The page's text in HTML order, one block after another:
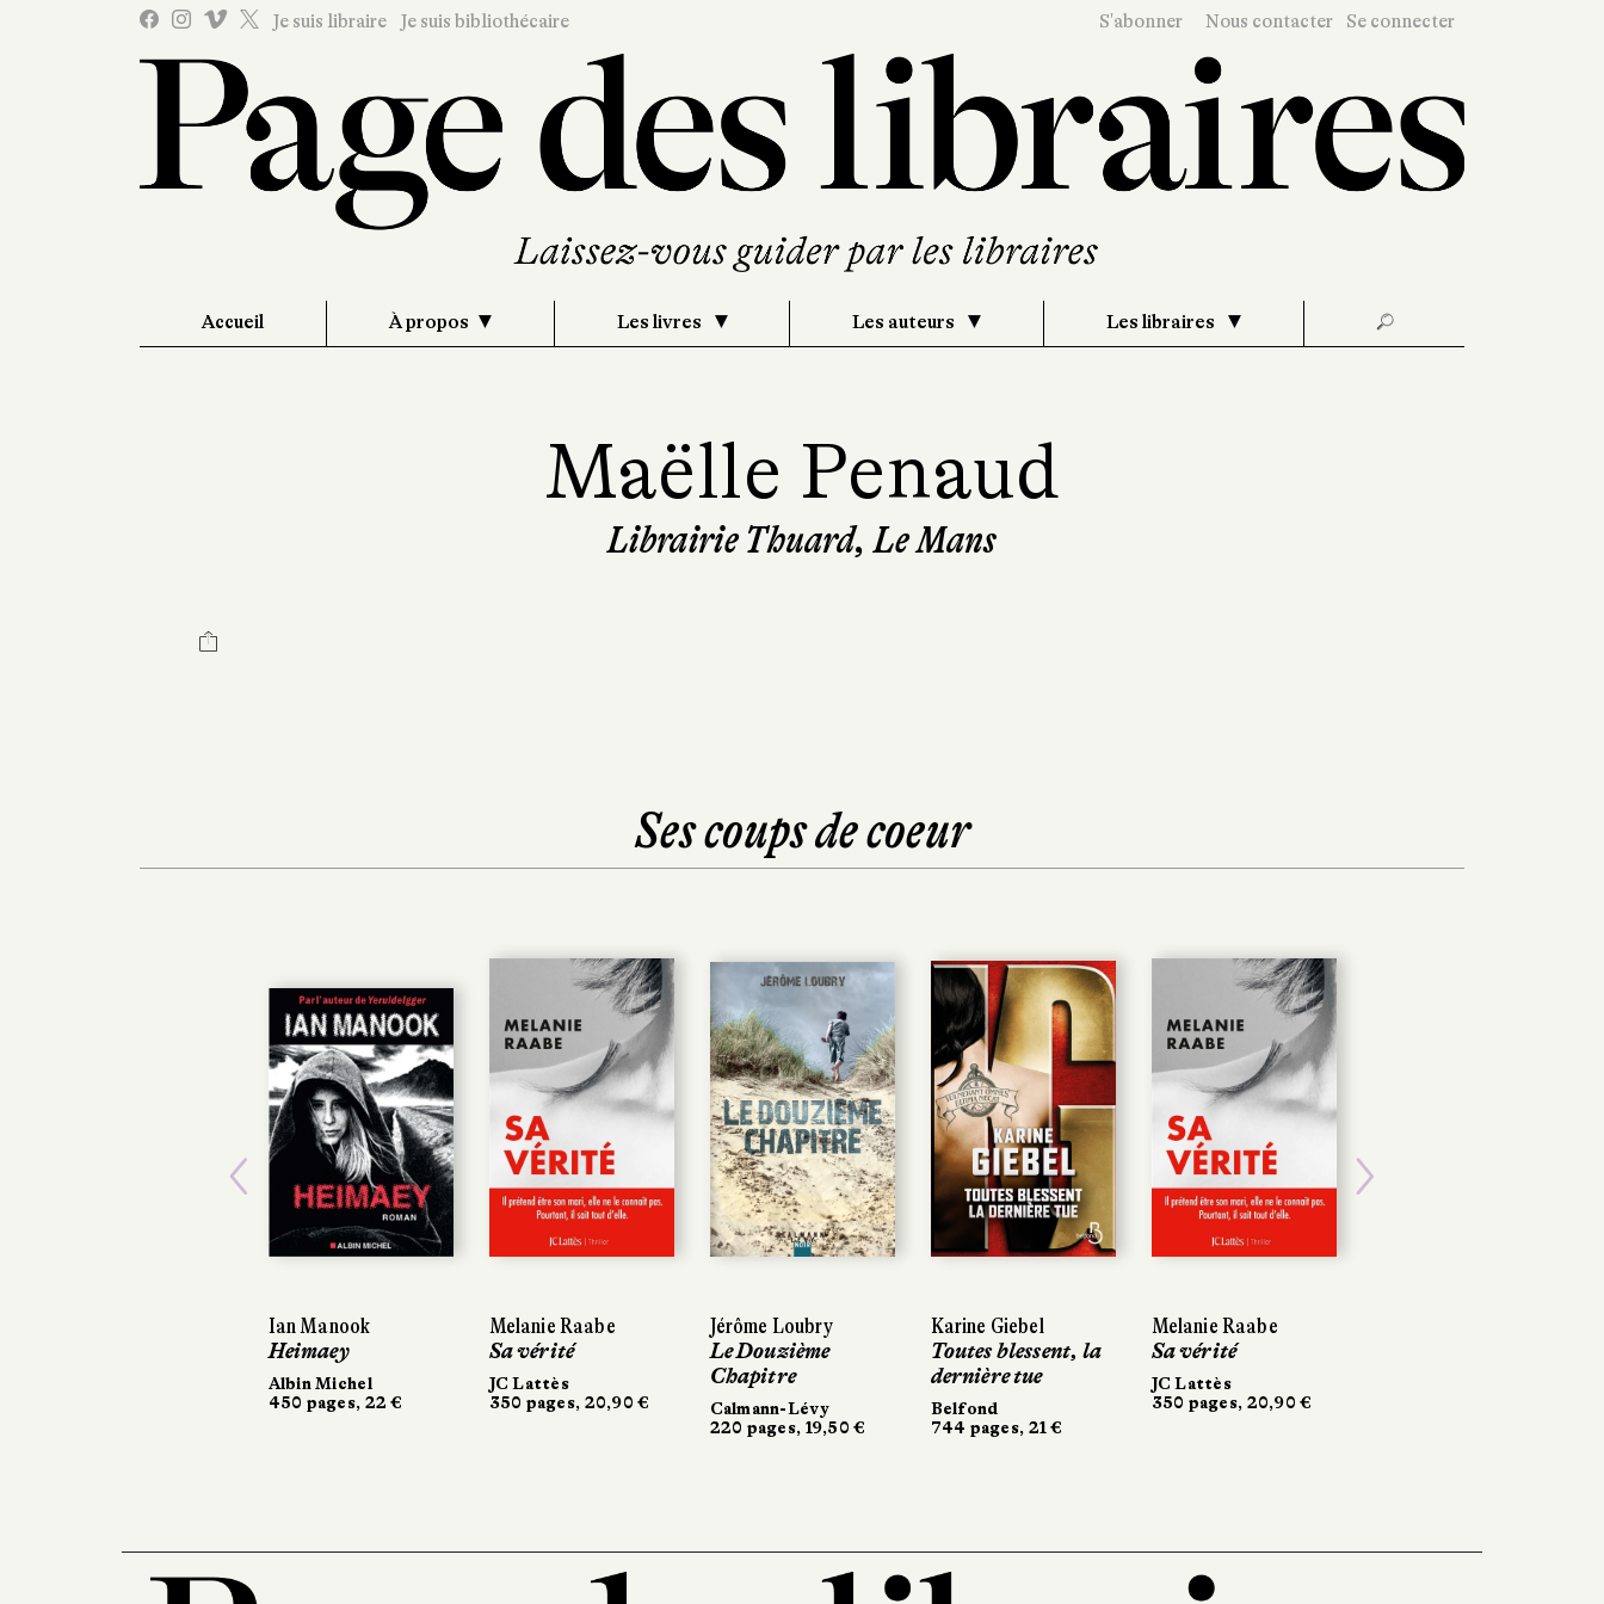
Je suis libraire Je suis bibliothécaire S'abonner Nous contacter Se connecter
Accueil À propos Les livres Les auteurs Les libraires 🔎
Maëlle Penaud
Librairie Thuard, Le Mans
Ses coups de coeur
Ian Manook
Heimaey
Albin Michel
450 pages, 22 €
Melanie Raabe
Sa vérité
JC Lattès
350 pages, 20,90 €
Jérôme Loubry
Le Douzième
Chapitre
Calmann-Lévy
220 pages, 19,50 €
Karine Giebel
Toutes blessent, la
dernière tue
Belfond
744 pages, 21 €
Melanie Raabe
Sa vérité
JC Lattès
350 pages, 20,90 €
Previous